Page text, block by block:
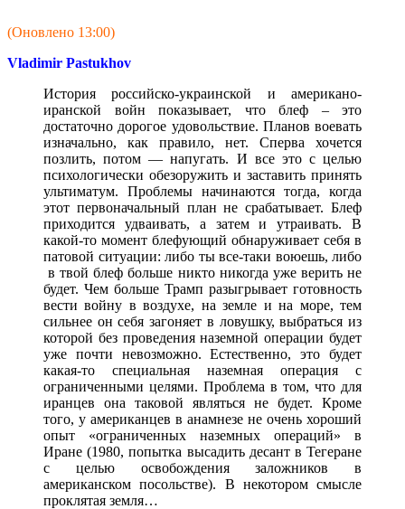
(Оновлено 13:00)
Vladimir Pastukhov
История российско-украинской и американо-
иранской войн показывает, что блеф – это
достаточно дорогое удовольствие. Планов воевать
изначально, как правило, нет. Сперва хочется
позлить, потом — напугать. И все это с целью
психологически обезоружить и заставить принять
ультиматум. Проблемы начинаются тогда, когда
этот первоначальный план не срабатывает. Блеф
приходится удваивать, а затем и утраивать. В
какой-то момент блефующий обнаруживает себя в
патовой ситуации: либо ты все-таки воюешь, либо
в твой блеф больше никто никогда уже верить не
будет. Чем больше Трамп разыгрывает готовность
вести войну в воздухе, на земле и на море, тем
сильнее он себя загоняет в ловушку, выбраться из
которой без проведения наземной операции будет
уже почти невозможно. Естественно, это будет
какая-то специальная наземная операция с
ограниченными целями. Проблема в том, что для
иранцев она таковой являться не будет. Кроме
того, у американцев в анамнезе не очень хороший
опыт «ограниченных наземных операций» в
Иране (1980, попытка высадить десант в Тегеране
с целью освобождения заложников в
американском посольстве). В некотором смысле
проклятая земля…